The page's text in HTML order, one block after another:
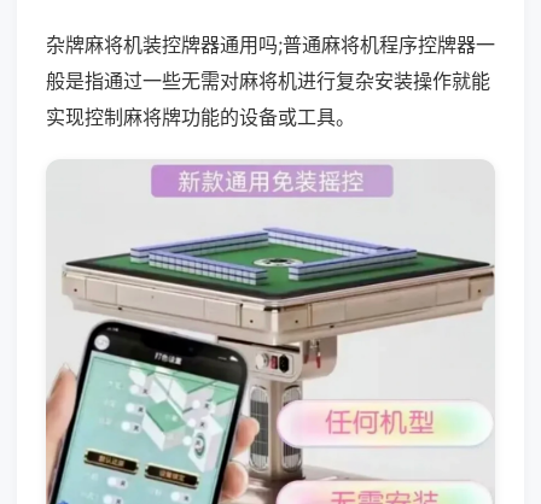
杂牌麻将机装控牌器通用吗;普通麻将机程序控牌器一
般是指通过一些无需对麻将机进行复杂安装操作就能
实现控制麻将牌功能的设备或工具。